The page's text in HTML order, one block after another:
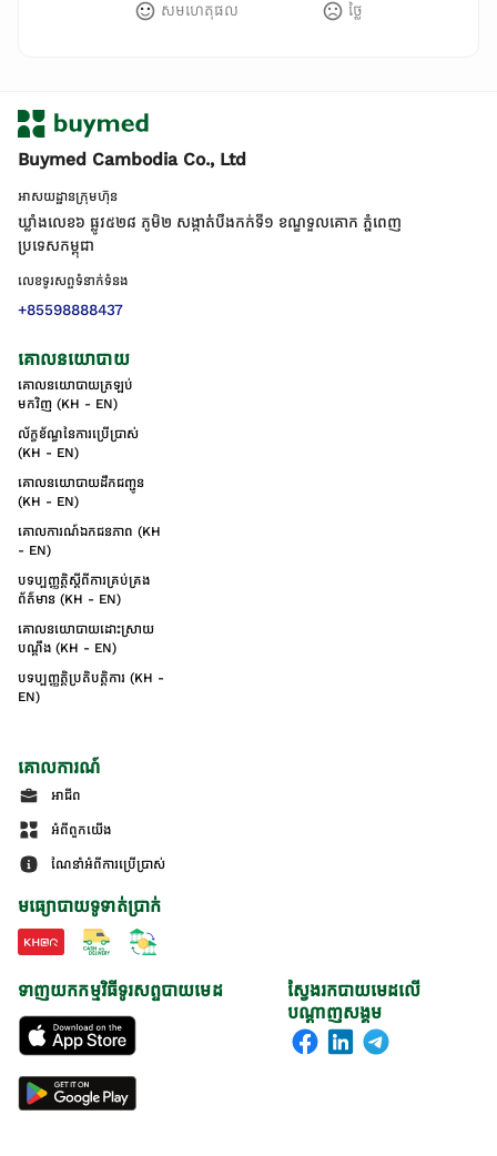
សមហេតុផល ថ្លៃ
Buymed Cambodia Co., Ltd
អាសយដ្ឋានក្រុមហ៊ុន
ឃ្លាំងលេខ៦ ផ្លូវ៥២៨ ភូមិ២ សង្កាត់់បឹងកក់ទី១ ខណ្ឌទួលគោក ភ្នំពេញ
ប្រទេសកម្ពុជា
លេខទូរសព្ទទំនាក់ទំនង
+85598888437
គោលនយោបាយ
គោលនយោបាយត្រឡប់
មកវិញ (KH - EN)
ល័ក្ខខ័ណ្ឌនៃការប្រើប្រាស់
(KH - EN)
គោលនយោបាយដឹកជញ្ជូន
(KH - EN)
គោលការណ៍ឯកជនភាព (KH
- EN)
បទប្បញ្ញត្តិស្តីពីការគ្រប់គ្រង
ព័ត៌មាន (KH - EN)
គោលនយោបាយដោះស្រាយ
បណ្ដឹង (KH - EN)
បទប្បញ្ញត្តិប្រតិបត្តិការ (KH -
EN)
គោលការណ៍
អាជីព
អំពីពួកយើង
ណែនាំអំពីការប្រើប្រាស់
មធ្យោបាយទូទាត់ប្រាក់
ស្វែងរកបាយមេដលើ
បណ្តាញសង្គម
ទាញយកកម្មវិធីទូរសព្ទបាយមេដ